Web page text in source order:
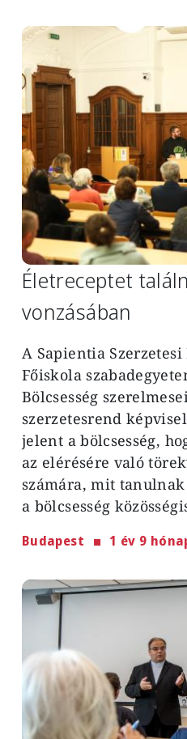
Image
Életreceptet
vonzásában
A Sapientia
Főiskola
Bölcsesség
szerzetesrend
jelent a bölcsesség,
az elérésére való
számára, mit
a bölcsesség
Budapest 1 év 9
Image